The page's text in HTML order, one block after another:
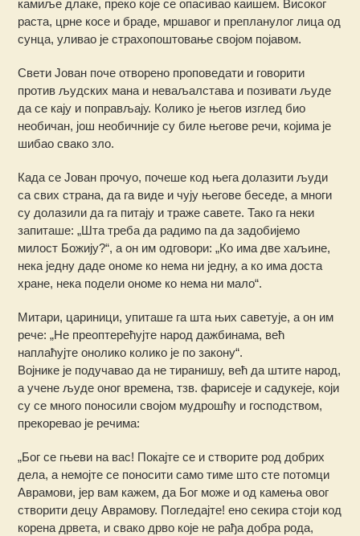
камиље длаке, преко које се опасивао каишем. Високог
раста, црне косе и браде, мршавог и препланулог лица од
сунца, уливао је страхопоштовање својом појавом.
Свети Јован поче отворено проповедати и говорити
против људских мана и неваљалстава и позивати људе
да се кају и поправљају. Колико је његов изглед био
необичан, још необичније су биле његове речи, којима је
шибао свако зло.
Када се Јован прочуо, почеше код њега долазити људи
са свих страна, да га виде и чују његове беседе, а многи
су долазили да га питају и траже савете. Тако га неки
запиташе: „Шта треба да радимо па да задобијемо
милост Божију?“, а он им одговори: „Ко има две хаљине,
нека једну даде ономе ко нема ни једну, а ко има доста
хране, нека подели ономе ко нема ни мало“.
Митари, цариници, упиташе га шта њих саветује, а он им
рече: „Не преоптерећујте народ дажбинама, већ
наплаћујте онолико колико је по закону“.
Војнике је подучавао да не тиранишу, већ да штите народ,
а учене људе оног времена, тзв. фарисеје и садукеје, који
су се много поносили својом мудрошћу и господством,
прекоревао је речима:
„Бог се гњеви на вас! Покајте се и створите род добрих
дела, а немојте се поносити само тиме што сте потомци
Аврамови, јер вам кажем, да Бог може и од камења овог
створити децу Аврамову. Погледајте! ено секира стоји код
корена дрвета, и свако дрво које не рађа добра рода,